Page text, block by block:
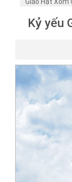
Kỷ yếu